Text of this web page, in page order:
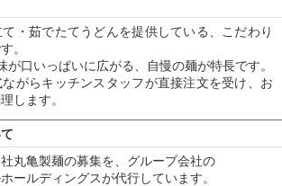
・茹でたてうどんを提供している、こだわり
。
が口いっぱいに広がる、自慢の麺が特長です。
がらキッチンスタッフが直接注文を受け、お
します。
丸亀製麺の募集を、グループ会社の
ールディングスが代行しています。